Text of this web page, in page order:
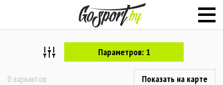
Параметров: 1
0 вариантов Показать на карте